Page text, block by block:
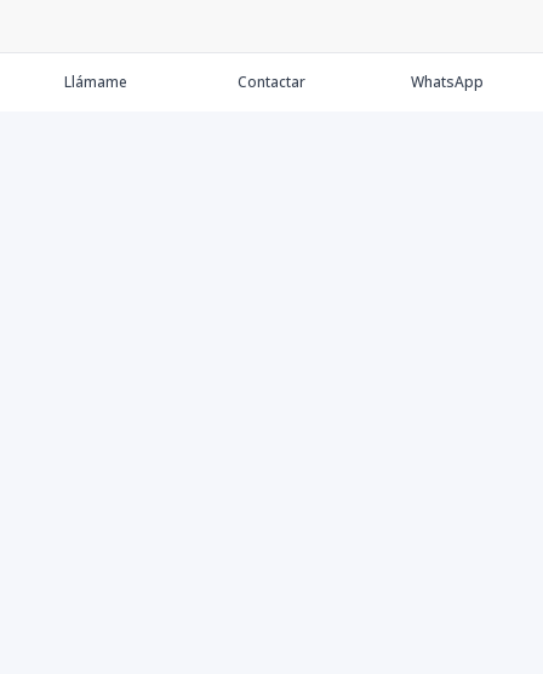
Llámame Contactar WhatsApp